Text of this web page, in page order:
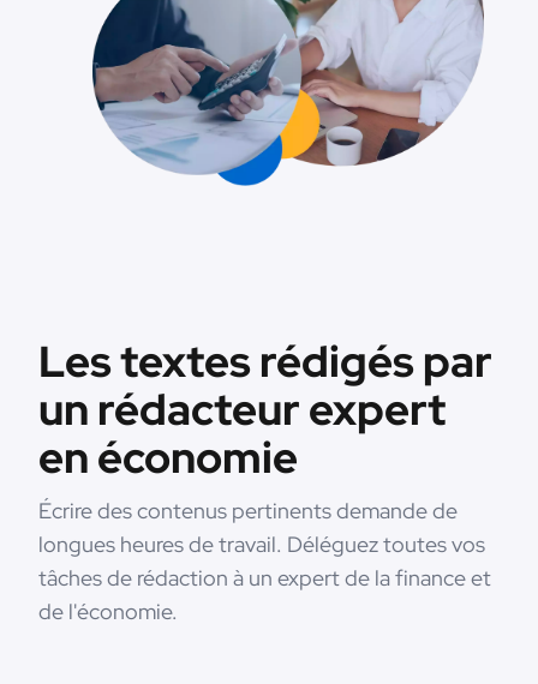
Les textes rédigés par
un rédacteur expert
en économie
Écrire des contenus pertinents demande de
longues heures de travail. Déléguez toutes vos
tâches de rédaction à un expert de la finance et
de l'économie.